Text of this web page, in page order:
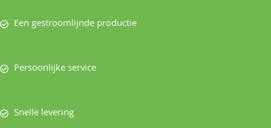
Een gestroomlijnde productie
Persoonlijke service
Snelle levering